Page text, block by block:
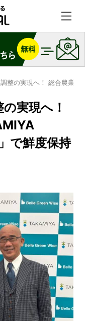
整の実現へ！ 総合農業パ
実現へ！
で鮮度保持